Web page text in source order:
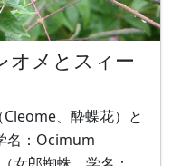
オメとスィー
、酔蝶花）と
名：Ocimum